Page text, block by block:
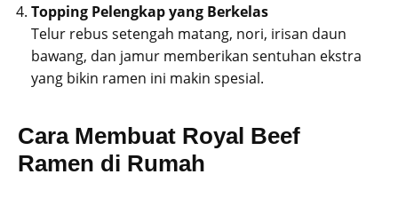
Topping Pelengkap yang Berkelas
Telur rebus setengah matang, nori, irisan daun
bawang, dan jamur memberikan sentuhan ekstra
yang bikin ramen ini makin spesial.
Cara Membuat Royal Beef
Ramen di Rumah